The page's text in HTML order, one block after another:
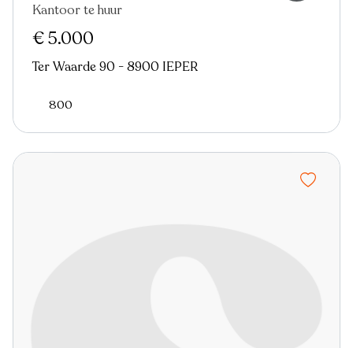
Kantoor te huur
€ 5.000
Ter Waarde 90 - 8900 IEPER
800